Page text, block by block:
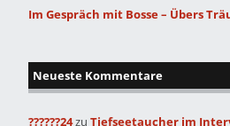
Im Gespräch mit Bosse – Übers
Neueste Kommentare
??????24zu Tiefseetaucher im